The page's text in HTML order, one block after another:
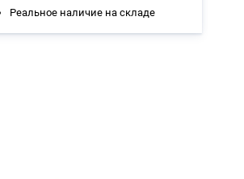
Реальное наличие на складе